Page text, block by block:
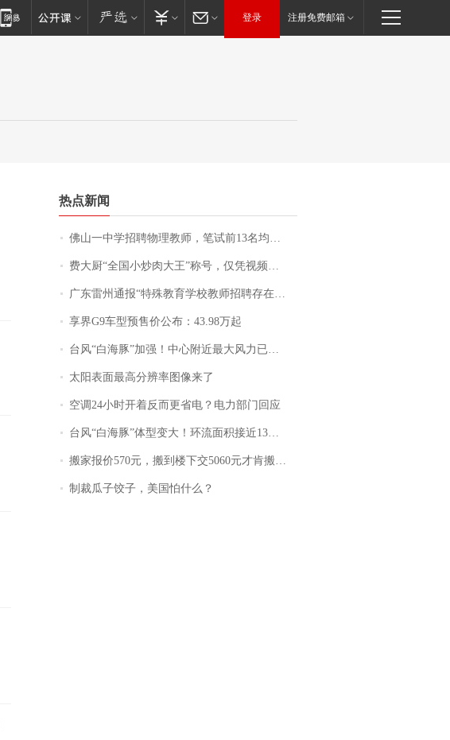
登录 注册免费邮箱
热点新闻
佛山一中学招聘物理教师，笔试前13名均遭淘汰？教育局：已叫停招聘，成立调查组全面核查
费大厨“全国小炒肉大王”称号，仅凭视频评出？中国烹饪协会回应
广东雷州通报“特殊教育学校教师招聘存在违规行为”：已启动问责程序 副校长被停职
享界G9车型预售价公布：43.98万起
台风“白海豚”加强！中心附近最大风力已达15级 最新研判
太阳表面最高分辨率图像来了
空调24小时开着反而更省电？电力部门回应
台风“白海豚”体型变大！环流面积接近13个浙江那么大
搬家报价570元，搬到楼下交5060元才肯搬上楼！女子傻眼了……
制裁瓜子饺子，美国怕什么？